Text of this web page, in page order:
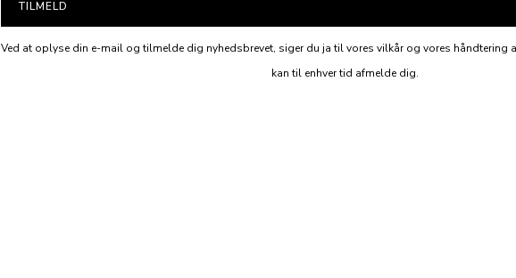
TILMELD
Ved at oplyse din e-mail og tilmelde dig nyhedsbrevet, siger du ja til vores vilkår og vores håndtering
kan til enhver tid afmelde dig.